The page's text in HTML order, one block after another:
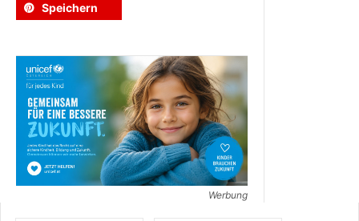
Speichern
Werbung